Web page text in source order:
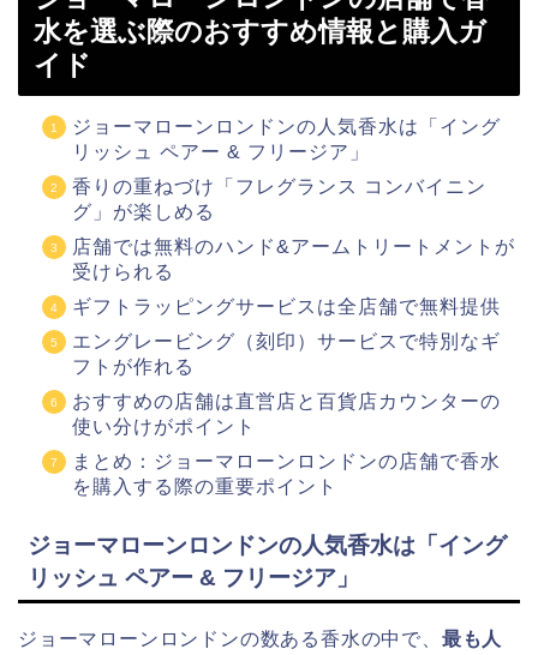
水を選ぶ際のおすすめ情報と購入ガ
イド
ジョーマローンロンドンの人気香水は「イング
リッシュ ペアー & フリージア」
香りの重ねづけ「フレグランス コンバイニン
グ」が楽しめる
店舗では無料のハンド&アームトリートメントが
受けられる
ギフトラッピングサービスは全店舗で無料提供
エングレービング（刻印）サービスで特別なギ
フトが作れる
おすすめの店舗は直営店と百貨店カウンターの
使い分けがポイント
まとめ：ジョーマローンロンドンの店舗で香水
を購入する際の重要ポイント
ジョーマローンロンドンの人気香水は「イング
リッシュ ペアー & フリージア」
ジョーマローンロンドンの数ある香水の中で、 最も人